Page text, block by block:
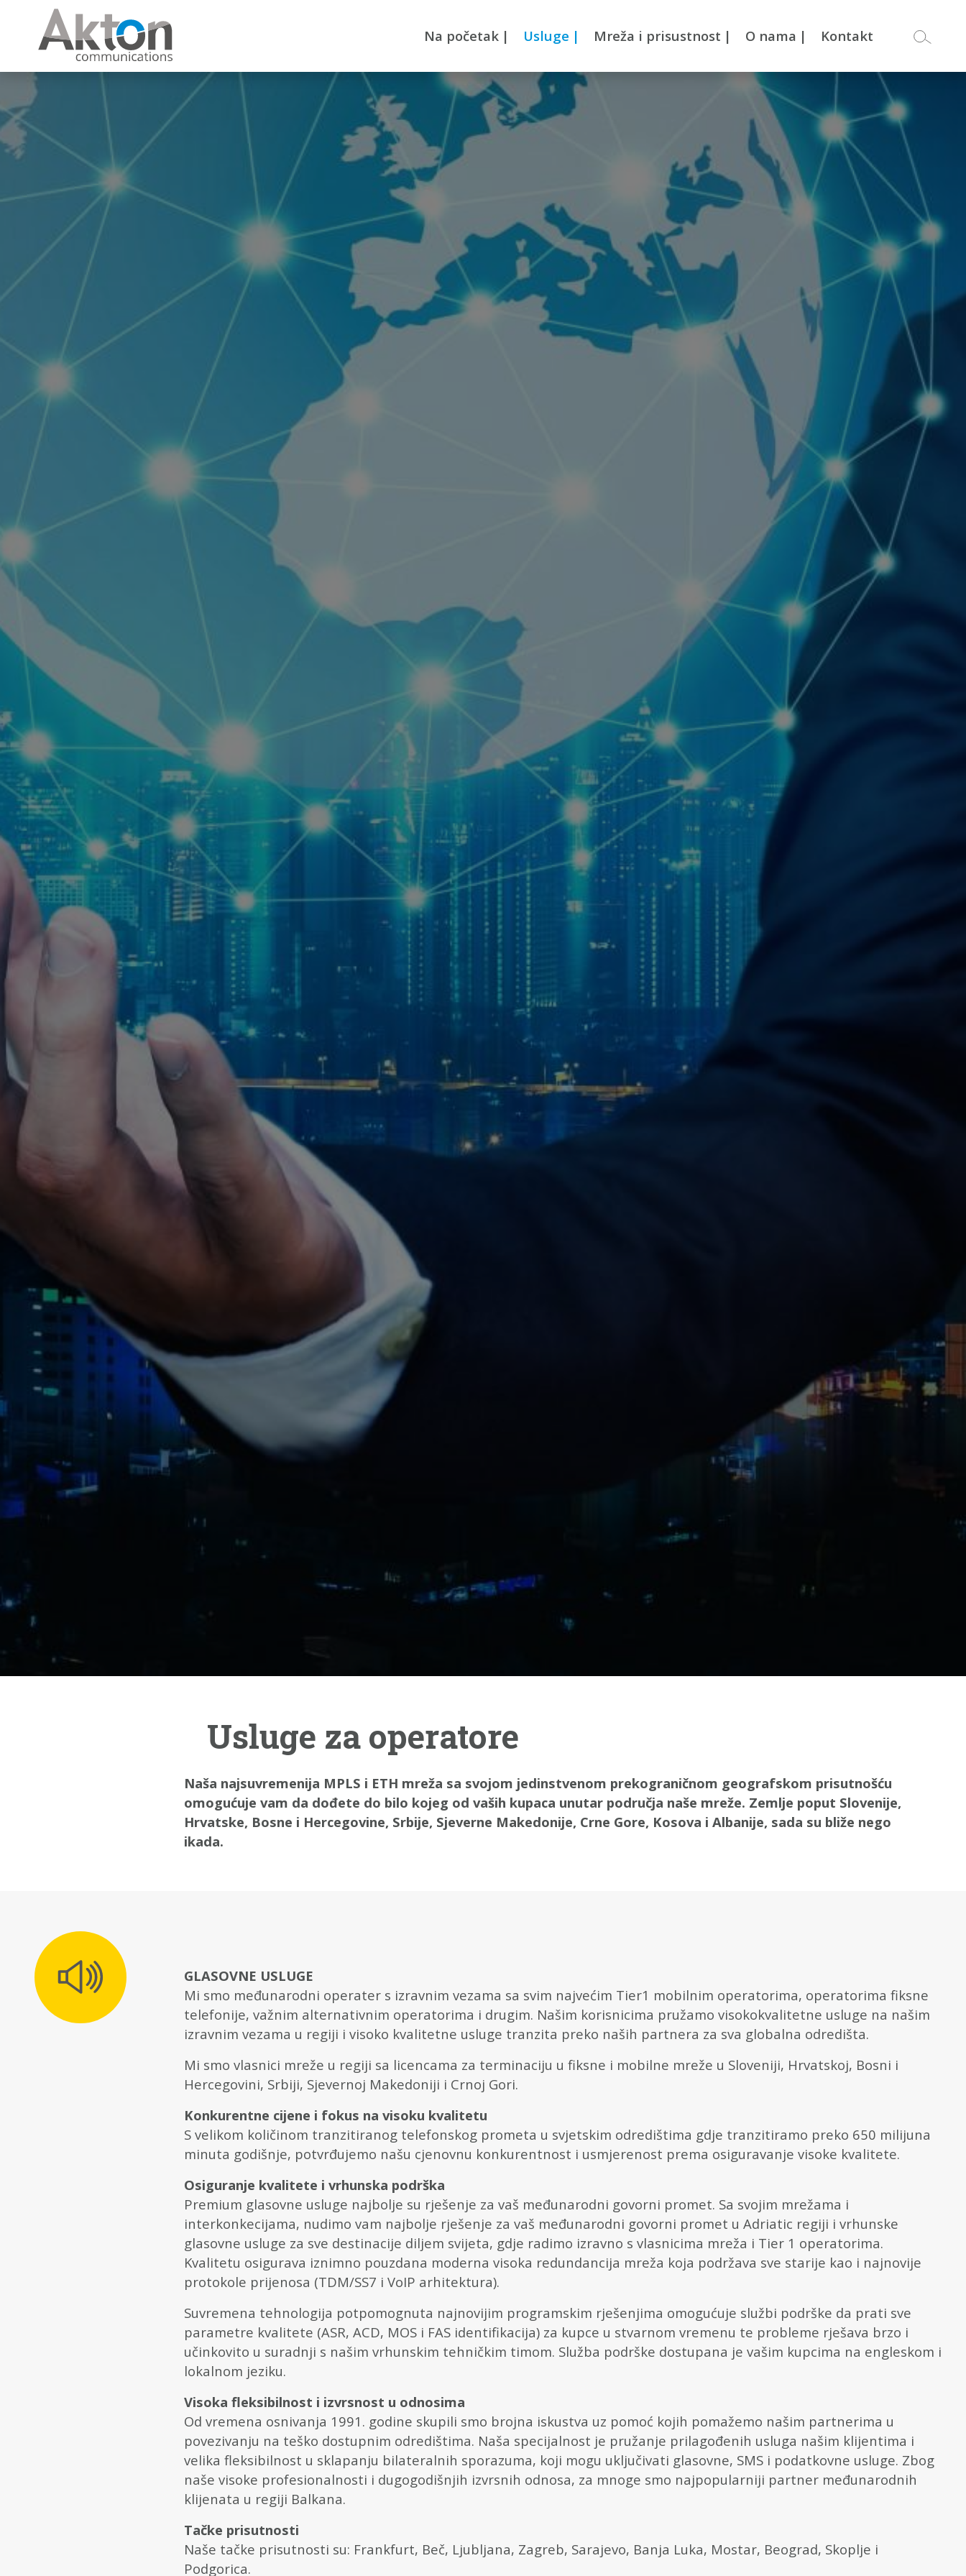
Na početak | Usluge | Mreža i prisustnost | O nama | Kontakt
Usluge za operatore
Naša najsuvremenija MPLS i ETH mreža sa svojom jedinstvenom prekograničnom geografskom prisutnošću
omogućuje vam da dođete do bilo kojeg od vaših kupaca unutar područja naše mreže. Zemlje poput Slovenije,
Hrvatske, Bosne i Hercegovine, Srbije, Sjeverne Makedonije, Crne Gore, Kosova i Albanije, sada su bliže nego
ikada.
GLASOVNE USLUGE
Mi smo međunarodni operater s izravnim vezama sa svim najvećim Tier1 mobilnim operatorima, operatorima fiksne
telefonije, važnim alternativnim operatorima i drugim. Našim korisnicima pružamo visokokvalitetne usluge na našim
izravnim vezama u regiji i visoko kvalitetne usluge tranzita preko naših partnera za sva globalna odredišta.
Mi smo vlasnici mreže u regiji sa licencama za terminaciju u fiksne i mobilne mreže u Sloveniji, Hrvatskoj, Bosni i
Hercegovini, Srbiji, Sjevernoj Makedoniji i Crnoj Gori.
Konkurentne cijene i fokus na visoku kvalitetu
S velikom količinom tranzitiranog telefonskog prometa u svjetskim odredištima gdje tranzitiramo preko 650 milijuna
minuta godišnje, potvrđujemo našu cjenovnu konkurentnost i usmjerenost prema osiguravanje visoke kvalitete.
Osiguranje kvalitete i vrhunska podrška
Premium glasovne usluge najbolje su rješenje za vaš međunarodni govorni promet. Sa svojim mrežama i
interkonkecijama, nudimo vam najbolje rješenje za vaš međunarodni govorni promet u Adriatic regiji i vrhunske
glasovne usluge za sve destinacije diljem svijeta, gdje radimo izravno s vlasnicima mreža i Tier 1 operatorima.
Kvalitetu osigurava iznimno pouzdana moderna visoka redundancija mreža koja podržava sve starije kao i najnovije
protokole prijenosa (TDM/SS7 i VoIP arhitektura).
Suvremena tehnologija potpomognuta najnovijim programskim rješenjima omogućuje službi podrške da prati sve
parametre kvalitete (ASR, ACD, MOS i FAS identifikacija) za kupce u stvarnom vremenu te probleme rješava brzo i
učinkovito u suradnji s našim vrhunskim tehničkim timom. Služba podrške dostupana je vašim kupcima na engleskom i
lokalnom jeziku.
Visoka fleksibilnost i izvrsnost u odnosima
Od vremena osnivanja 1991. godine skupili smo brojna iskustva uz pomoć kojih pomažemo našim partnerima u
povezivanju na teško dostupnim odredištima. Naša specijalnost je pružanje prilagođenih usluga našim klijentima i
velika fleksibilnost u sklapanju bilateralnih sporazuma, koji mogu uključivati ​​glasovne, SMS i podatkovne usluge. Zbog
naše visoke profesionalnosti i dugogodišnjih izvrsnih odnosa, za mnoge smo najpopularniji partner međunarodnih
klijenata u regiji Balkana.
Tačke prisutnosti
Naše tačke prisutnosti su: Frankfurt, Beč, Ljubljana, Zagreb, Sarajevo, Banja Luka, Mostar, Beograd, Skoplje i
Podgorica.